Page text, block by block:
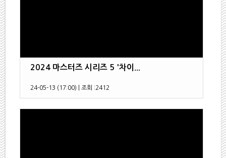
2024 마스터즈 시리즈 5 '차이...
24-05-13 (17:00) 조회 :2412